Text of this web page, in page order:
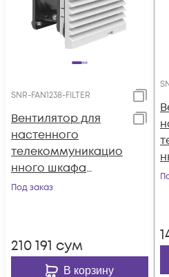
SNR-FAN1238-FILTER
Вентилятор для
настенного
телекоммуникацио
нного шкафа
120х120х38мм с
Под заказ
210 191 сум
В корзину